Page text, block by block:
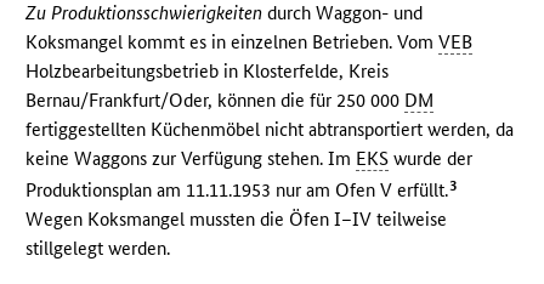
Zu Produktionsschwierigkeiten durch Waggon- und
Koksmangel kommt es in einzelnen Betrieben. VomVEB
Holzbearbeitungsbetrieb in Klosterfelde, Kreis
Bernau/Frankfurt/Oder, können die für 250 000 DM
fertiggestellten Küchenmöbel nicht abtransportiert werden, da
keine Waggons zur Verfügung stehen. Im EKS wurde der
Produktionsplan am 11.11.1953 nur am Ofen V erfüllt.3
Wegen Koksmangel mussten die Öfen I–IV teilweise
stillgelegt werden.